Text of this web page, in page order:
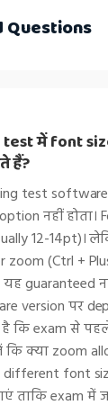
Questions
test में font
हैं?
test
नहीं होता।
12-14pt)।
zoom (Ctrl +
guaranteed
version पर
है कि exam से
क्या zoom
different font
ताकि exam में